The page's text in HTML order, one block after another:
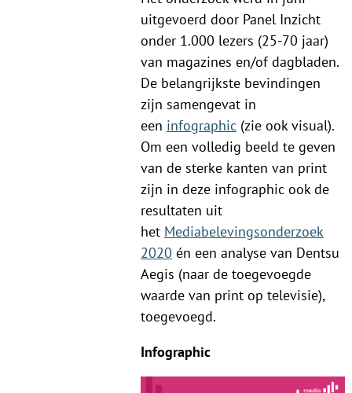
uitgevoerd door Panel Inzicht
onder 1.000 lezers (25-70 jaar)
van magazines en/of dagbladen.
De belangrijkste bevindingen
zijn samengevat in
een infographic(zie ook visual).
Om een volledig beeld te geven
van de sterke kanten van print
zijn in deze infographic ook de
resultaten uit
het Mediabelevingsonderzoek
2020 én een analyse van Dentsu
Aegis (naar de toegevoegde
waarde van print op televisie),
toegevoegd.
Infographic